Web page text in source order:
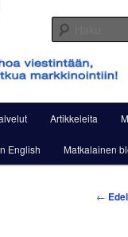
Artikkeleita
English Matkalainen
←